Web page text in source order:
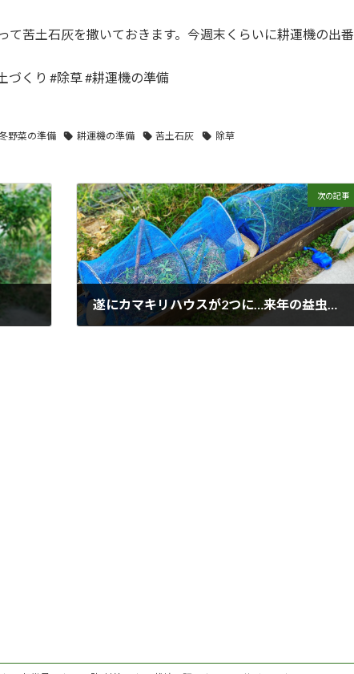
て苦土石灰を撒いておきます。今週末くらいに耕運機の出番
づくり #除草 #耕運機の準備
野菜の準備 耕運機の準備 苦土石灰 除草
次の記事
遂にカマキリハウスが2つに…来年の益虫&害虫対策